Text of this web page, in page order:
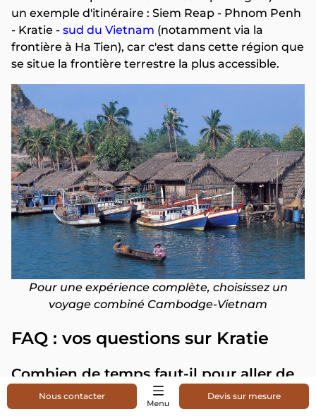
un exemple d'itinéraire : Siem Reap - Phnom Penh
- Kratie - sud du Vietnam (notamment via la
frontière à Ha Tien), car c'est dans cette région que
se situe la frontière terrestre la plus accessible.
Pour une expérience complète, choisissez un
voyage combiné Cambodge-Vietnam
FAQ : vos questions sur Kratie
Combien de temps faut-il pour aller de
Phnom Penh à Kratie ?
Nous contacter Devis sur mesure